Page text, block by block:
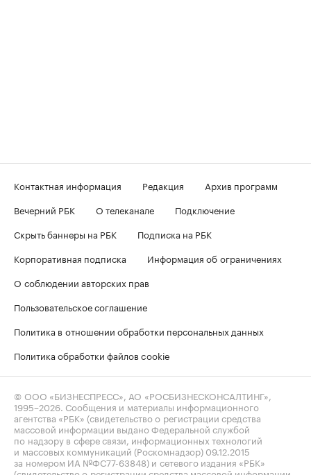
Контактная информация Редакция
Архив программ
Вечерний РБК
О телеканале
Подключение
Скрыть баннеры на РБК
Подписка на РБК
Корпоративная подписка
Информация об ограничениях
О соблюдении авторских прав
Пользовательское соглашение
Политика в отношении обработки персональных данных
Политика обработки файлов cookie
© ООО «БИЗНЕСПРЕСС», АО «РОСБИЗНЕСКОНСАЛТИНГ»,
1995–2026 . Сообщения и материалы информационного
агентства «РБК» (свидетельство о регистрации средства
массовой информации выдано Федеральной службой
по надзору в сфере связи, информационных технологий
и массовых коммуникаций (Роскомнадзор) 09.12.2015
за номером ИА №ФС77-63848) и сетевого издания «РБК»